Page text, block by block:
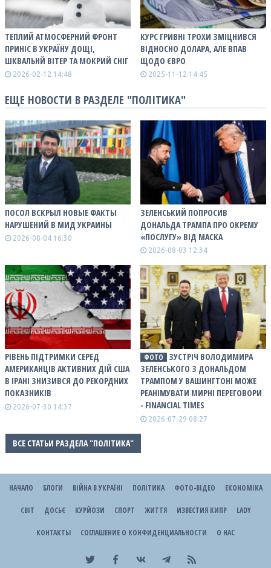
ТЕПЛИЙ АТМОСФЕРНИЙ ФРОНТ
ПРИНІС В УКРАЇНУ ДОЩІ,
ШКВАЛЬНЙ ВІТЕР ТА МОКРИЙ СНІГ
2026-02-12 14:48
КУРС ГРИВНІ ТРОХИ ЗМІЦНИВСЯ
ВІДНОСНО ДОЛАРА, АЛЕ ВПАВ
ЩОДО ЄВРО
2025-11-12 14:45
ЕЩЕ НОВОСТИ В РАЗДЕЛЕ "ПОЛІТИКА"
ПОСОЛ ВСКРЫЛ НОВЫЕ ФАКТЫ
НАРУШЕНИЙ В МИД УКРАИНЫ
2026-08-04 16:30
ЗЕЛЕНСЬКИЙ ПОПРОСИВ
ДОНАЛЬДА ТРАМПА ПРО ОКРЕМУ
«ПОСЛУГУ» ВІД МАСКА
2026-08-03 12:34
РІВЕНЬ ПІДТРИМКИ СЕРЕД
АМЕРИКАНЦІВ АКТИВНИХ ДІЙ США
В ІРАНІ ЗНИЗИВСЯ ДО РЕКОРДНИХ
ПОКАЗНИКІВ
2026-07-30 14:37
ФОТО
ЗУСТРІЧ ВОЛОДИМИРА
ЗЕЛЕНСЬКОГО З ДОНАЛЬДОМ
ТРАМПОМ У ВАШИНГТОНІ МОЖЕ
РЕАНІМУВАТИ МИРНІ ПЕРЕГОВОРИ
- FINANCIAL TIMES
2026-07-29 08:27
ВСЕ СТАТЬИ РАЗДЕЛА "ПОЛІТИКА"
НАЧАЛО БЛОГИ ВІЙНА В УКРАЇНІ ПОЛІТИКА ФОТО-ВІДЕО ЕКОНОМІКА
СВІТ ДОСЬЄ КУРЙОЗИ СПОРТ ЖИТТЯ ИЗВЕСТИЯ КИПР LADY
КОНТАКТЫ СОГЛАШЕНИЕ О КОНФИДЕНЦИАЛЬНОСТИ О НАС